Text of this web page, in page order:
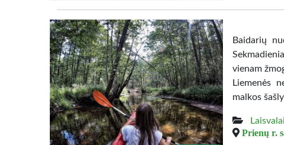
Baidarių
vienam
Liemenės
malkos
Prienų r.